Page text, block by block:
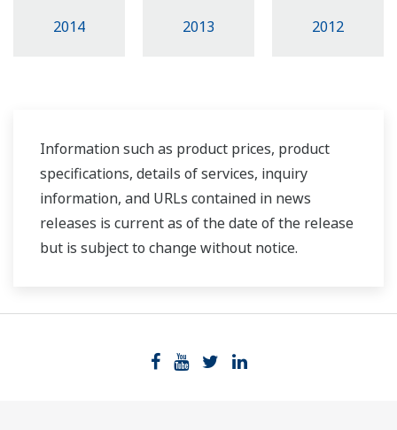
2014 2013 2012
Information such as product prices, product
specifications, details of services, inquiry
information, and URLs contained in news
releases is current as of the date of the release
but is subject to change without notice.